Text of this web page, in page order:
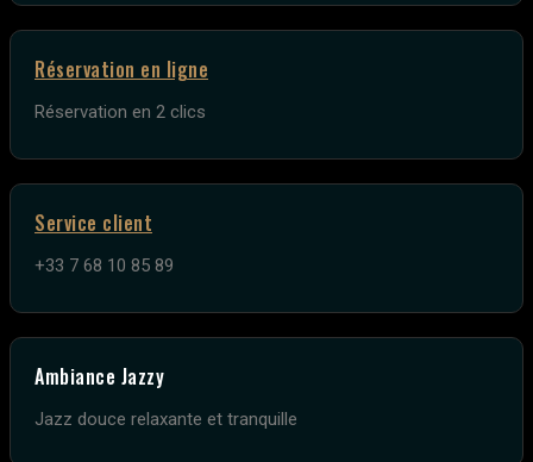
Réservation en ligne
Réservation en 2 clics
Service client
+33 7 68 10 85 89
Ambiance Jazzy
Jazz douce relaxante et tranquille